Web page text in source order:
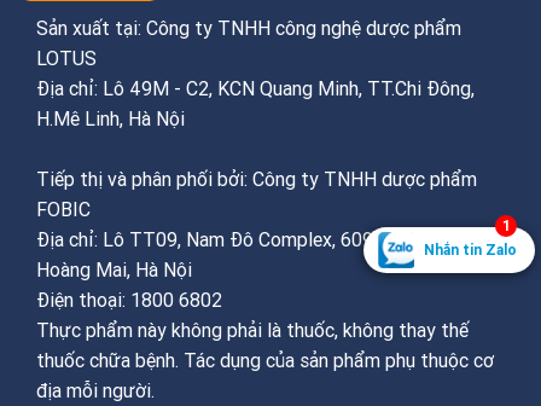
Sản xuất tại: Công ty TNHH công nghệ dược phẩm
LOTUS
Địa chỉ: Lô 49M - C2, KCN Quang Minh, TT.Chi Đông,
H.Mê Linh, Hà Nội
Tiếp thị và phân phối bởi: Công ty TNHH dược phẩm
FOBIC
Địa chỉ: Lô TT09, Nam Đô Complex, 609 Trương Định,
Hoàng Mai, Hà Nội
Điện thoại: 1800 6802
Thực phẩm này không phải là thuốc, không thay thế
thuốc chữa bệnh. Tác dụng của sản phẩm phụ thuộc cơ
địa mỗi người.
Nhắn tin Zalo
1